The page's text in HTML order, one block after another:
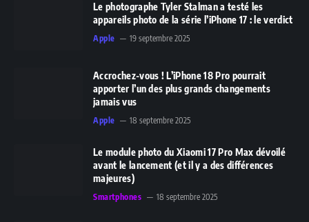
Le photographe Tyler Stalman a testé les
appareils photo de la série l’iPhone 17 : le verdict
Apple 19 septembre 2025
Accrochez-vous ! L’iPhone 18 Pro pourrait
apporter l’un des plus grands changements
jamais vus
Apple 18 septembre 2025
Le module photo du Xiaomi 17 Pro Max dévoilé
avant le lancement (et il y a des différences
majeures)
Smartphones 18 septembre 2025